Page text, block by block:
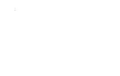
春日65 折優惠